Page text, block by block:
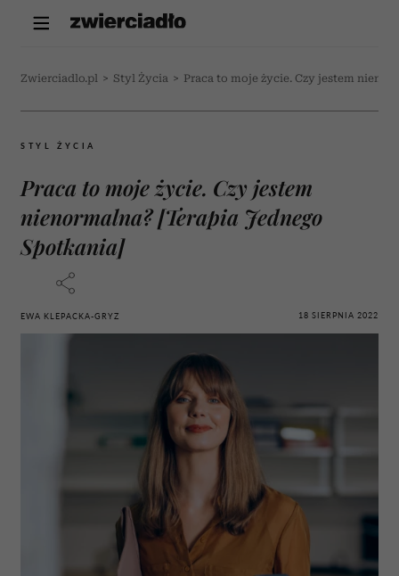
Zwierciadlo.pl > Styl Życia > Praca to moje życie. Czy jestem
STYL ŻYCIA
Praca to moje życie. Czy jestem
nienormalna? [Terapia Jednego
Spotkania]
EWA KLEPACKA-GRYZ 18 SIERPNIA 2022